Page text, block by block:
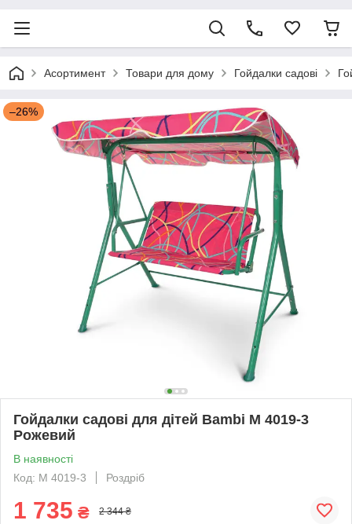
Асортимент Товари для дому Гойдалки садові
–26%
Гойдалки садові для дітей Bambi M 4019-3
Рожевий
В наявності
Код: M 4019-3
Роздріб
1 735 ₴ 2 344 ₴